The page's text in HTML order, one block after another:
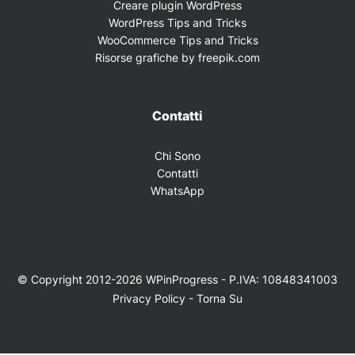
Creare plugin WordPress
WordPress Tips and Tricks
WooCommerce Tips and Tricks
Risorse grafiche by freepik.com
Contatti
Chi Sono
Contatti
WhatsApp
© Copyright 2012-2026 WPinProgress - P.IVA: 10848341003
Privacy Policy - Torna Su